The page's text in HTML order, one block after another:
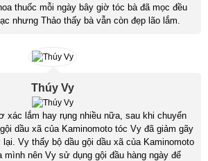
thuốc mỗi ngày bây giờ tóc bà đã mọc đều
nhưng Thảo thấy bà vẫn còn đẹp lão lắm.
Thúy Vy
xác lắm hay rụng nhiều nữa, sau khi chuyển
dầu xã của Kaminomoto tóc Vy đã giảm gãy
Vy thấy bộ dầu gội dầu xã của Kaminomoto
nên Vy sử dụng gội đầu hàng ngày để